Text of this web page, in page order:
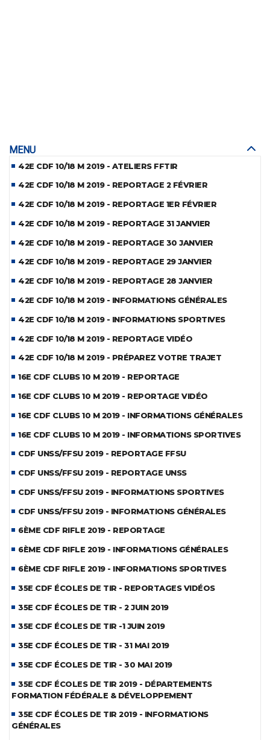
MENU
42E CDF 10/18 M 2019 - ATELIERS FFTIR
42E CDF 10/18 M 2019 - REPORTAGE 2 FÉVRIER
42E CDF 10/18 M 2019 - REPORTAGE 1ER FÉVRIER
42E CDF 10/18 M 2019 - REPORTAGE 31 JANVIER
42E CDF 10/18 M 2019 - REPORTAGE 30 JANVIER
42E CDF 10/18 M 2019 - REPORTAGE 29 JANVIER
42E CDF 10/18 M 2019 - REPORTAGE 28 JANVIER
42E CDF 10/18 M 2019 - INFORMATIONS GÉNÉRALES
42E CDF 10/18 M 2019 - INFORMATIONS SPORTIVES
42E CDF 10/18 M 2019 - REPORTAGE VIDÉO
42E CDF 10/18 M 2019 - PRÉPAREZ VOTRE TRAJET
16E CDF CLUBS 10 M 2019 - REPORTAGE
16E CDF CLUBS 10 M 2019 - REPORTAGE VIDÉO
16E CDF CLUBS 10 M 2019 - INFORMATIONS GÉNÉRALES
16E CDF CLUBS 10 M 2019 - INFORMATIONS SPORTIVES
CDF UNSS/FFSU 2019 - REPORTAGE FFSU
CDF UNSS/FFSU 2019 - REPORTAGE UNSS
CDF UNSS/FFSU 2019 - INFORMATIONS SPORTIVES
CDF UNSS/FFSU 2019 - INFORMATIONS GÉNÉRALES
6ÈME CDF RIFLE 2019 - REPORTAGE
6ÈME CDF RIFLE 2019 - INFORMATIONS GÉNÉRALES
6ÈME CDF RIFLE 2019 - INFORMATIONS SPORTIVES
35E CDF ÉCOLES DE TIR - REPORTAGES VIDÉOS
35E CDF ÉCOLES DE TIR - 2 JUIN 2019
35E CDF ÉCOLES DE TIR -1 JUIN 2019
35E CDF ÉCOLES DE TIR - 31 MAI 2019
35E CDF ÉCOLES DE TIR - 30 MAI 2019
35E CDF ÉCOLES DE TIR 2019 - DÉPARTEMENTS
FORMATION FÉDÉRALE & DÉVELOPPEMENT
35E CDF ÉCOLES DE TIR 2019 - INFORMATIONS
GÉNÉRALES